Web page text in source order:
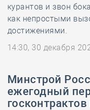
курантов и звон
как непростыми
достижениями.
14:30, 30 декабря
Минстрой
ежегодный